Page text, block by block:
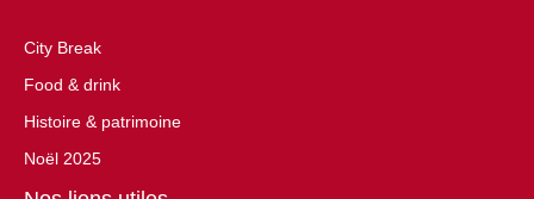
City Break
Food & drink
Histoire & patrimoine
Noël 2025